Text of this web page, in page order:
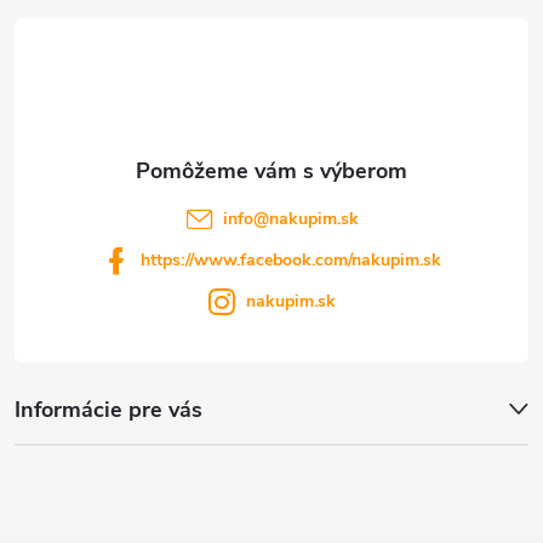
Informácie pre vás
info@nakupim.sk
https://www.facebook.com/nakupim.sk
nakupim.sk